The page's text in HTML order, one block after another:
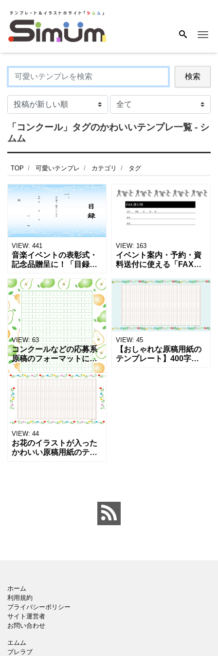
検索
「コンクール」タグのかわいいテンプレ一覧 - シ
ムム
TOP 可愛いテンプレ カテゴリ タグ
VIEW: 441
音楽イベントの表彰式・
記念品贈呈に！「目録」
い音符柄のデザイン！無
料ダウンロードです。卒
業式や表彰式の記念品贈
呈の際にかかせない目録
用紙の
VIEW: 163
イベント案内・予約・資
料送付に使える「FAX送
活用におすすめ！無料テ
ンプレートです。レッス
ンや教室・コンクールの
案内や書類送付などで
FAX
VIEW: 63
コンクールなどの応募系
原稿のフォーマットにお
すすめ！洋梨のイラスト
フレームが付いた華やか
な「原稿用紙」のテンプ
レートとなり、他の方と
差別化になるのでおすす
VIEW: 45
【おしゃれな原稿用紙の
テンプレート】400字詰
VIEW: 44
お花のイラストが入った
かわいい原稿用紙のテン
ホーム
利用規約
プライバシーポリシー
サイト運営者
お問い合わせ
エムム
ブレラブ